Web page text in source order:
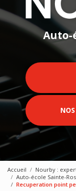
Auto-
Accueil
Nourby :
Auto-école Sainte-
Recuperation point